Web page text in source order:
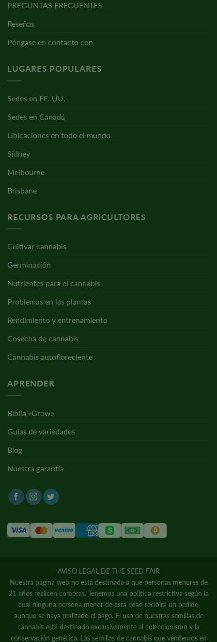
PREGUNTAS FRECUENTES
Reseñas
Póngase en contacto con
LUGARES POPULARES
Sedes en EE. UU.
Sedes en Canadá
Ubicaciones en todo el mundo
Sídney
Melbourne
Brisbane
RECURSOS PARA AGRICULTORES
Cultivar cannabis
Germinación
Nutrientes para el cannabis
Problemas en las plantas
Rendimiento y entrenamiento
Cosecha de cannabis
Cannabis autofloreciente
APRENDER
Biblia «Grow»
Guías de variedades
Blog
Nuestra garantía
AVISO LEGAL DE THE SEED FAIR
Nuestra página web no está destinada a que personas menores de
21 años realicen compras. Tenemos una política restrictiva según la
cual ninguna persona menor de esta edad recibirá un pedido
aunque se haya realizado el pago. El uso de nuestras semillas de
cannabis está destinado exclusivamente al coleccionismo y la
conservación genética. Las semillas de cannabis que vendemos en